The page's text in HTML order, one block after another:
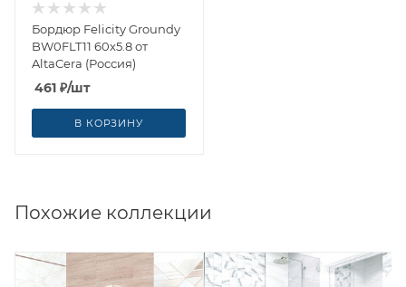
Бордюр Felicity Groundy
BW0FLT11 60x5.8 от
AltaCera (Россия)
461 ₽/шт
В КОРЗИНУ
Похожие коллекции